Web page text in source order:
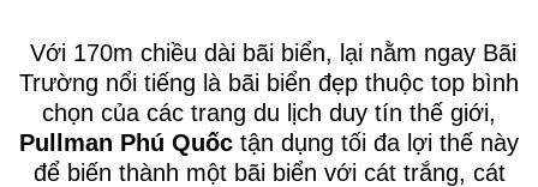
Với 170m chiều dài bãi biển, lại nằm ngay Bãi
Trường nổi tiếng là bãi biển đẹp thuộc top bình
chọn của các trang du lịch duy tín thế giới,
Pullman Phú Quốc tận dụng tối đa lợi thế này
để biến thành một bãi biển với cát trắng, cát